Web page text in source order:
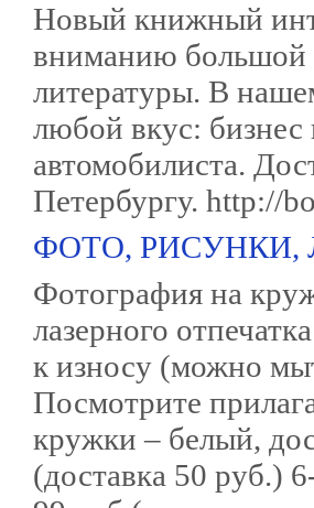
Новый книжный
вниманию большой
литературы. В
любой вкус:
автомобилиста.
Петербургу. http://
ФОТО,
Фотография на
лазерного
к износу (можно
Посмотрите
кружки – белый,
(доставка 50 руб.)